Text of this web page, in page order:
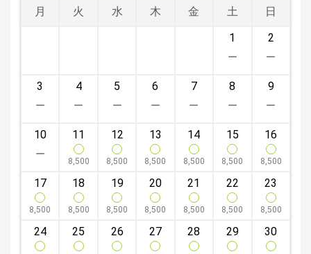
月 火 水 木 金 土
日
1 2
3 4 5 6 7 8 9
10 11
8,500
12
8,500
13
8,500
14
8,500
15
8,500
16
8,500
17
8,500
18
8,500
19
8,500
20
8,500
21
8,500
22
8,500
23
8,500
24 25 26 27 28 29 30